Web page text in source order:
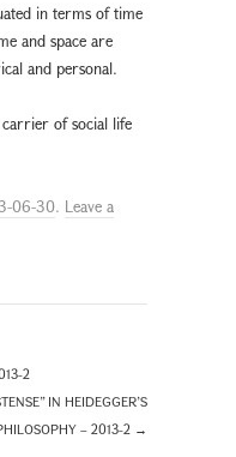
in terms of time
and space are
and personal.
of social life
06-30. Leave a
2
IN HEIDEGGER’S
– 2013-2 →